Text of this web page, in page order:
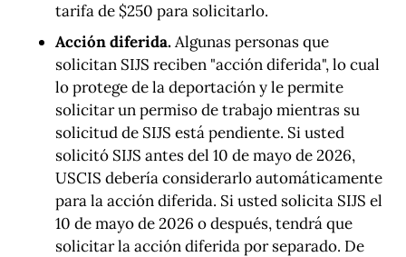
tarifa de $250 para solicitarlo.
Acción diferida.Algunas personas que
solicitan SIJS reciben "acción diferida", lo cual
lo protege de la deportación y le permite
solicitar un permiso de trabajo mientras su
solicitud de SIJS está pendiente. Si usted
solicitó SIJS antes del 10 de mayo de 2026,
USCIS debería considerarlo automáticamente
para la acción diferida. Si usted solicita SIJS el
10 de mayo de 2026 o después, tendrá que
solicitar la acción diferida por separado. De